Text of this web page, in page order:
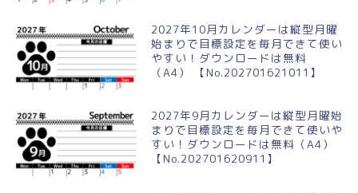
2027年10月カレンダーは縦型月曜
始まりで目標設定を毎月できて使い
やすい！ダウンロードは無料
（A4） 【No.202701621011】
2027年9月カレンダーは縦型月曜始
まりで目標設定を毎月できて使いや
すい！ダウンロードは無料（A4）
【No.202701620911】